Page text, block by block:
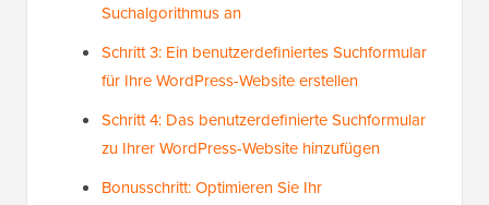
Suchalgorithmus an
Schritt 3: Ein benutzerdefiniertes Suchformular
für Ihre WordPress-Website erstellen
Schritt 4: Das benutzerdefinierte Suchformular
zu Ihrer WordPress-Website hinzufügen
Bonusschritt: Optimieren Sie Ihr